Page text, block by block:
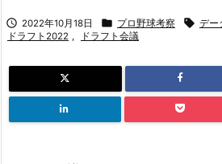
 2022年10月18日  プロ野球考察  デー
ドラフト2022 , ドラフト会議